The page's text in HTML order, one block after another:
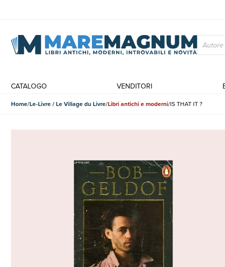
CATALOGO VENDITORI
Home Le-Livre / Le Village du Livre Libri antichi e moderni IS THAT IT ?